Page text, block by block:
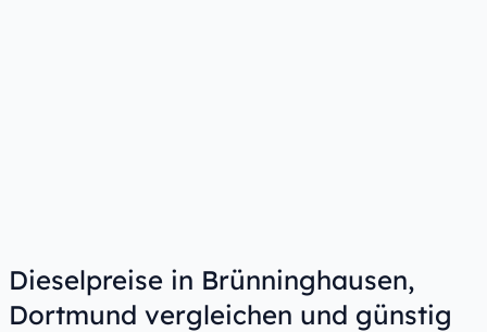
Dieselpreise in Brünninghausen,
Dortmund vergleichen und günstig